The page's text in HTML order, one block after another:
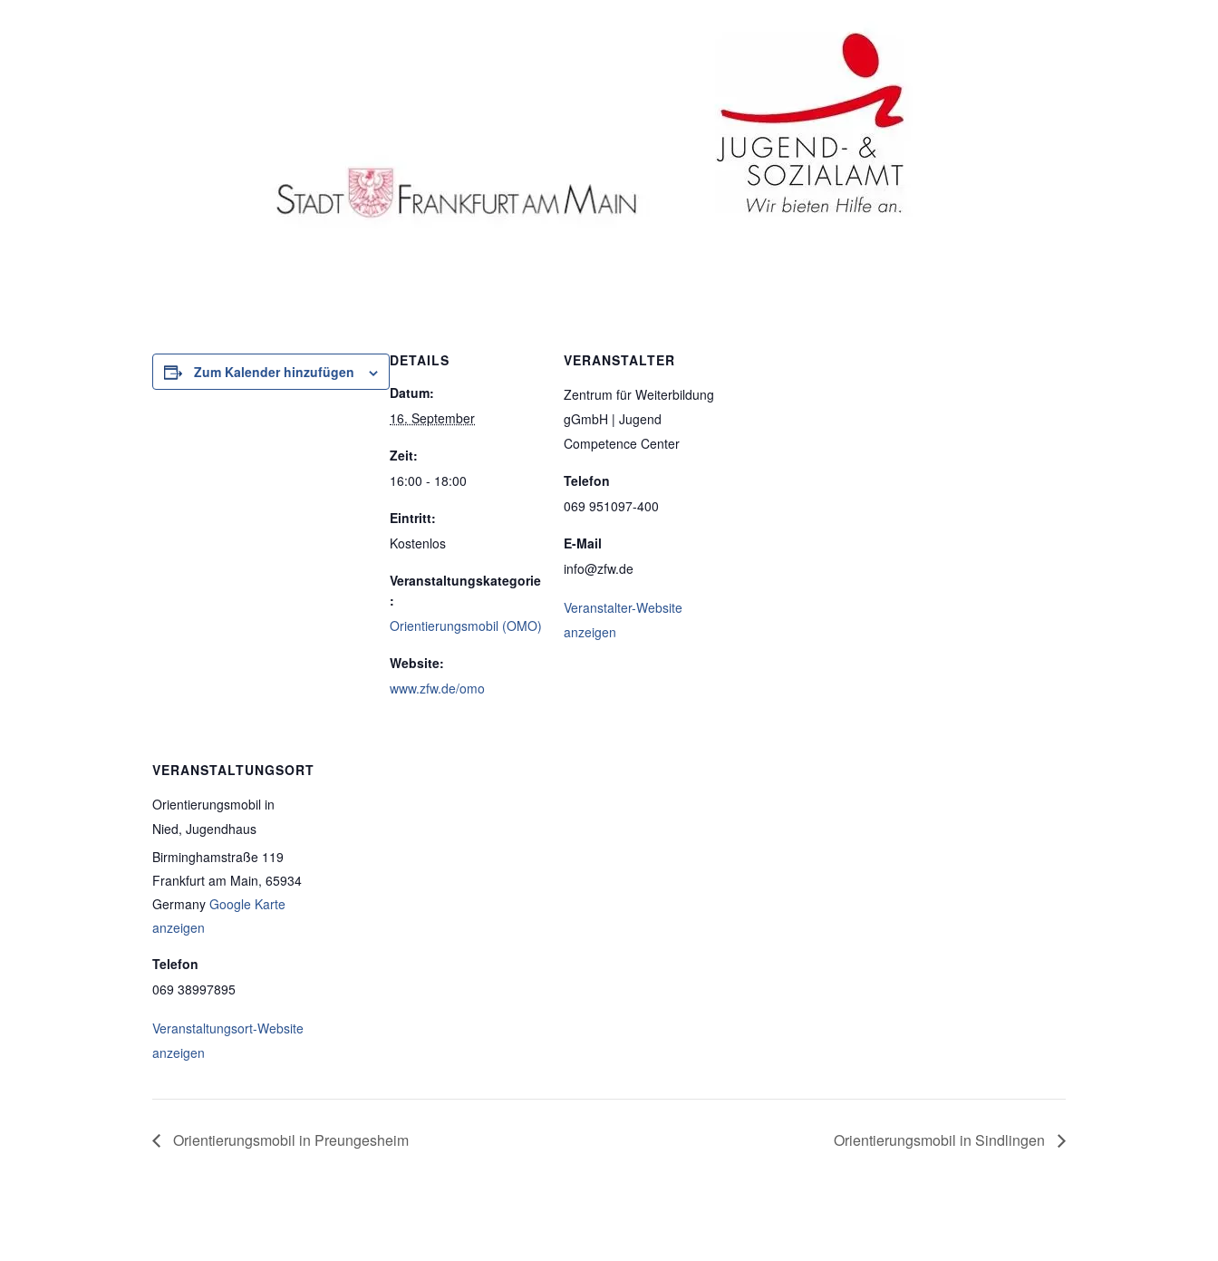
Zum Kalender hinzufügen
DETAILS
Datum:
16. September
Zeit:
16:00 - 18:00
Eintritt:
Kostenlos
Veranstaltungskategorie
:
Orientierungsmobil (OMO)
Website:
www.zfw.de/omo
VERANSTALTER
Zentrum für Weiterbildung
gGmbH | Jugend
Competence Center
Telefon
069 951097-400
E-Mail
info@zfw.de
Veranstalter-Website
anzeigen
VERANSTALTUNGSORT
Orientierungsmobil in
Nied, Jugendhaus
Birminghamstraße 119
Frankfurt am Main, 65934
Germany Google Karte
anzeigen
Telefon
069 38997895
Veranstaltungsort-Website
anzeigen
Orientierungsmobil in Preungesheim Orientierungsmobil in Sindlingen